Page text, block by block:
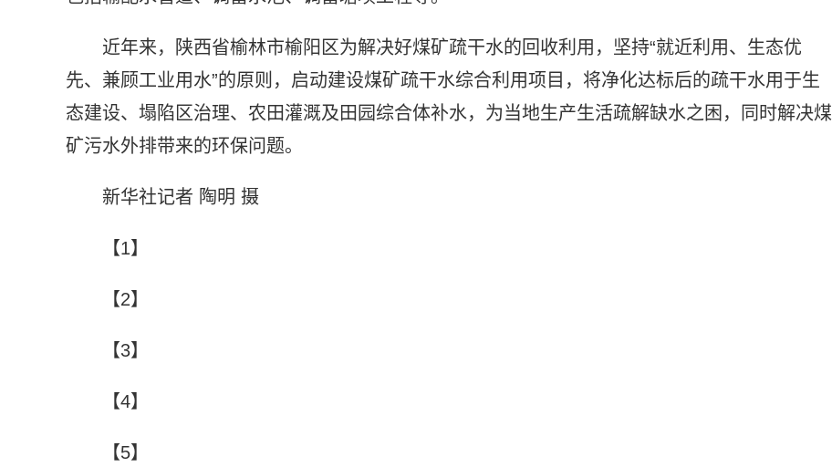
近年来，陕西省榆林市榆阳区为解决好煤矿疏干水的回收利用，坚持“就近利用、生态优
先、兼顾工业用水”的原则，启动建设煤矿疏干水综合利用项目，将净化达标后的疏干水用于生
态建设、塌陷区治理、农田灌溉及田园综合体补水，为当地生产生活疏解缺水之困，同时解决煤
矿污水外排带来的环保问题。
新华社记者 陶明 摄
【1】
【2】
【3】
【4】
【5】